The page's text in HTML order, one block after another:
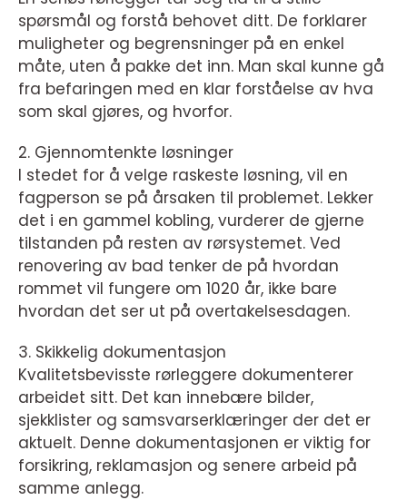
spørsmål og forstå behovet ditt. De forklarer
muligheter og begrensninger på en enkel
måte, uten å pakke det inn. Man skal kunne gå
fra befaringen med en klar forståelse av hva
som skal gjøres, og hvorfor.
2. Gjennomtenkte løsninger
I stedet for å velge raskeste løsning, vil en
fagperson se på årsaken til problemet. Lekker
det i en gammel kobling, vurderer de gjerne
tilstanden på resten av rørsystemet. Ved
renovering av bad tenker de på hvordan
rommet vil fungere om 1020 år, ikke bare
hvordan det ser ut på overtakelsesdagen.
3. Skikkelig dokumentasjon
Kvalitetsbevisste rørleggere dokumenterer
arbeidet sitt. Det kan innebære bilder,
sjekklister og samsvarserklæringer der det er
aktuelt. Denne dokumentasjonen er viktig for
forsikring, reklamasjon og senere arbeid på
samme anlegg.